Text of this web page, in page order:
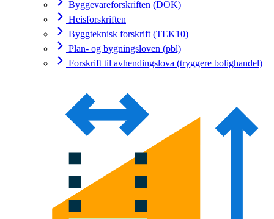
Byggevareforskriften (DOK)
Heisforskriften
Byggteknisk forskrift (TEK10)
Plan- og bygningsloven (pbl)
Forskrift til avhendingslova (tryggere bolighandel)